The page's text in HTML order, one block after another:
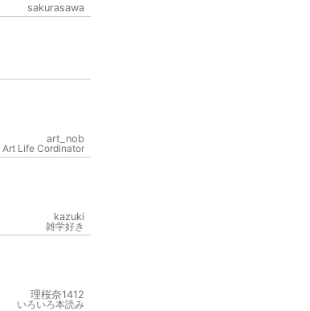
sakurasawa
art_nob
Art Life Cordinator
kazuki
雑学好き
理桜奈1412
いろいろ本読み